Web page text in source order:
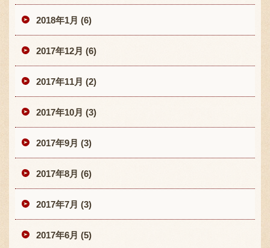
2018年1月 (6)
2017年12月 (6)
2017年11月 (2)
2017年10月 (3)
2017年9月 (3)
2017年8月 (6)
2017年7月 (3)
2017年6月 (5)